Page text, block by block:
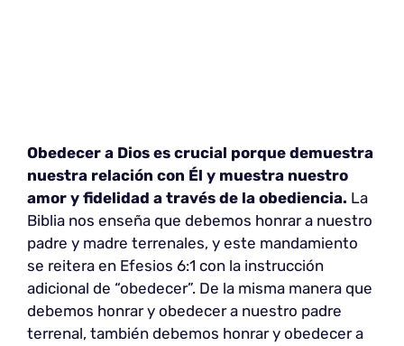
Obedecer a Dios es crucial porque demuestra
nuestra relación con Él y muestra nuestro
amor y fidelidad a través de la obediencia. La
Biblia nos enseña que debemos honrar a nuestro
padre y madre terrenales, y este mandamiento
se reitera en Efesios 6:1 con la instrucción
adicional de “obedecer”. De la misma manera que
debemos honrar y obedecer a nuestro padre
terrenal, también debemos honrar y obedecer a